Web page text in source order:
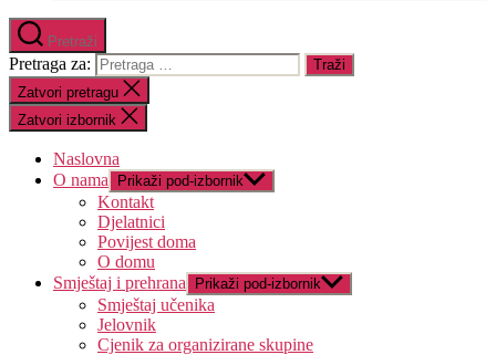
Pretraži
Pretraga za:
Zatvori pretragu
Zatvori izbornik
Naslovna
O nama
Prikaži pod-izbornik
Kontakt
Djelatnici
Povijest doma
O domu
Smještaj i prehrana
Prikaži pod-izbornik
Smještaj učenika
Jelovnik
Cjenik za organizirane skupine